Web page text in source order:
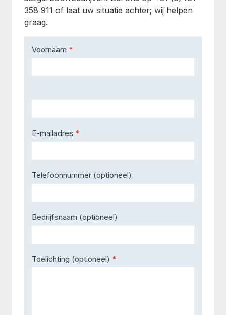
358 911 of laat uw situatie achter; wij helpen
graag.
Contact
Us
Voornaam *
E-mailadres *
Telefoonnummer (optioneel)
Bedrijfsnaam (optioneel)
Toelichting (optioneel) *